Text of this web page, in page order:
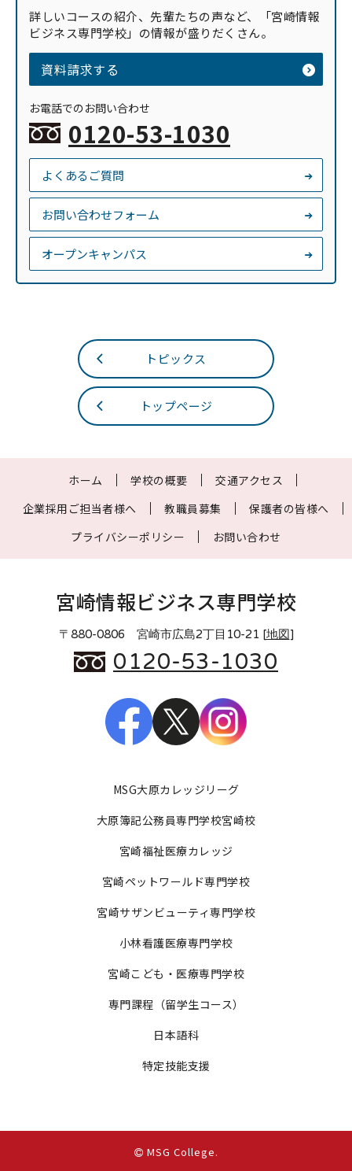
詳しいコースの紹介、先輩たちの声など、「宮崎情報
ビジネス専門学校」の情報が盛りだくさん。
資料請求する
お電話でのお問い合わせ
0120-53-1030
よくあるご質問
お問い合わせフォーム
オープンキャンパス
トピックス
トップページ
ホーム 学校の概要
交通アクセス
企業採用ご担当者様へ
教職員募集
保護者の皆様へ
プライバシーポリシー
お問い合わせ
宮崎情報ビジネス専門学校
〒880-0806 宮崎市広島2丁目10-21 [地図 ]
0120-53-1030
MSG大原カレッジリーグ
大原簿記公務員専門学校宮崎校
宮崎福祉医療カレッジ
宮崎ペットワールド専門学校
宮崎サザンビューティ専門学校
小林看護医療専門学校
宮崎こども・医療専門学校
専門課程（留学生コース）
日本語科
特定技能支援
MSG College.